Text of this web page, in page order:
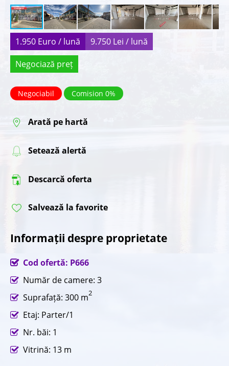
1.950 Euro / lună
9.750 Lei / lună
Negociază preț
Negociabil Comision 0%
Arată pe hartă
Setează alertă
Descarcă oferta
Salvează la favorite
Informații despre proprietate
Cod ofertă: P666
Număr de camere: 3
Suprafață: 300 m2
Etaj: Parter/1
Nr. băi: 1
Vitrină: 13 m